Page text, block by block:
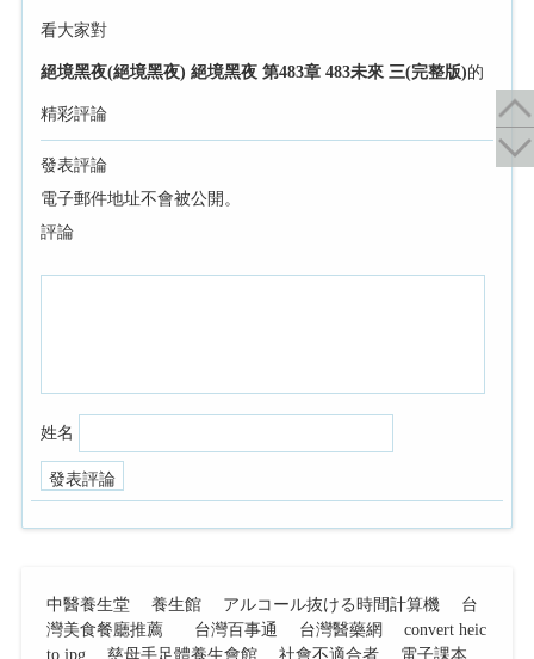
看大家對
絕境黑夜(絕境黑夜) 絕境黑夜 第483章 483未來 三(完整版)的
精彩評論
發表評論
電子郵件地址不會被公開。
評論
姓名
中醫養生堂 養生館 アルコール抜ける時間計算機
台
灣美食餐廳推薦
台灣百事通 台灣醫藥網
convert heic
to jpg
慈母手足體養生會館 社會不適合者 電子課本